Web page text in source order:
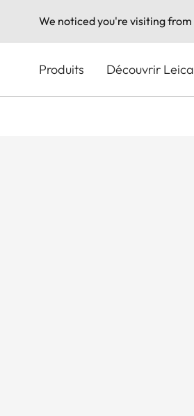
We noticed you're visiting from
principal
Produits Découvrir Leica